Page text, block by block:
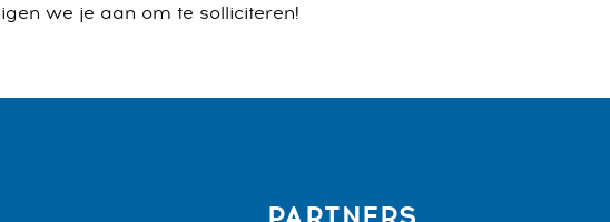
we je aan om te solliciteren!